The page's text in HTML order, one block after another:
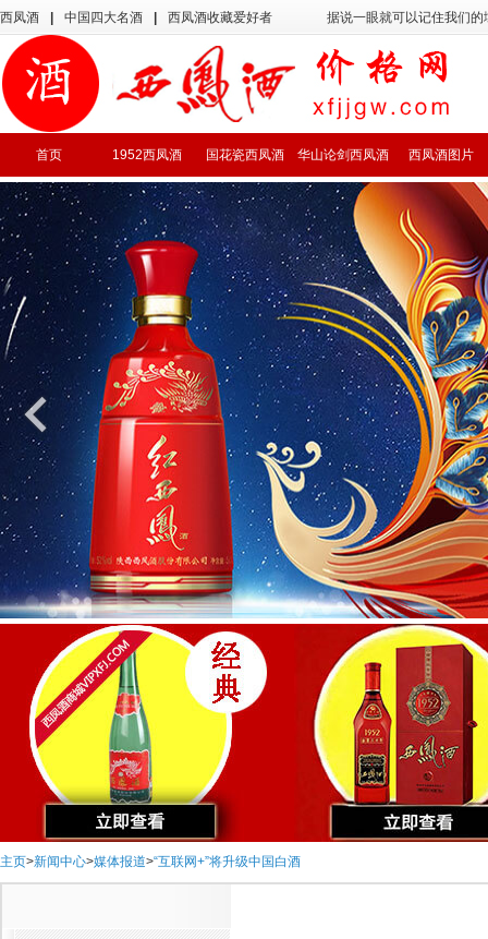
西凤酒 中国四大名酒 西凤酒收藏爱好者 据说一眼就可以记住我们
首页 1952西凤酒 国花瓷西凤酒 华山论剑西凤酒 西凤酒图片
主页>新闻中心>媒体报道>“互联网+”将升级中国白酒